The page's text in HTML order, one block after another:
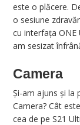
este o plăcere.
o sesiune
cu interfața ONE
am sesizat
Camera
Și-am ajuns și la
Camera? Cât
cea de pe S21